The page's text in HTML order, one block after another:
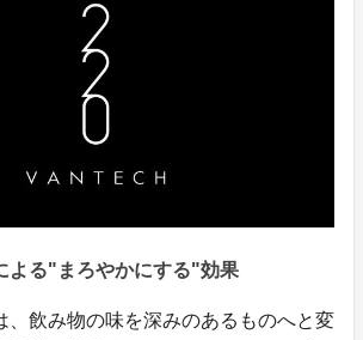
よる"まろやかにする"効果
、飲み物の味を深みのあるものへと変